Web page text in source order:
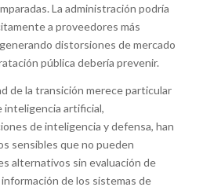
La administración podría
a proveedores más
distorsiones de mercado
pública debería prevenir.
de la transición merece particular
inteligencia artificial,
de inteligencia y defensa, han
sensibles que no pueden
alternativos sin evaluación de
de los sistemas de